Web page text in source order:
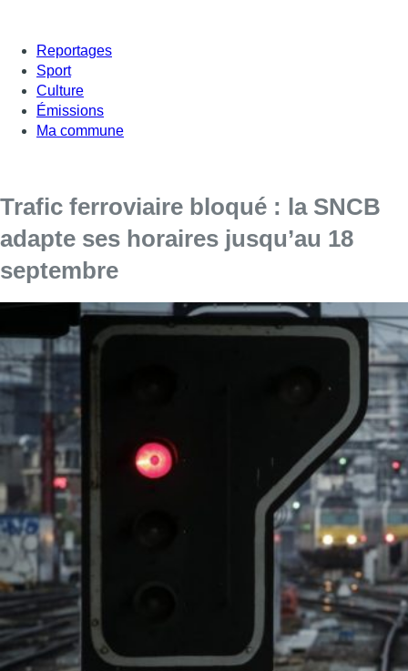
Reportages
Sport
Culture
Émissions
Ma commune
Trafic ferroviaire bloqué : la SNCB
adapte ses horaires jusqu’au 18
septembre